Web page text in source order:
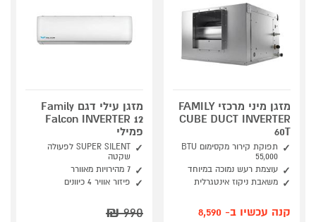
מזגן מיני מרכזי FAMILY
CUBE DUCT INVERTER
60T
תפוקת קירור מקסימום BTU
55,000
עוצמת רעש נמוכה במיוחד
משאבת ניקוז אינטגרלית
קנה עכשיו ב- 8,590
מזגן עילי דגם Family
Falcon INVERTER 12
פמילי
SUPER SILENT לפעולה
שקטה
7 מהירויות מאוורר
פיזור אוויר 4 כיוונים
990
₪